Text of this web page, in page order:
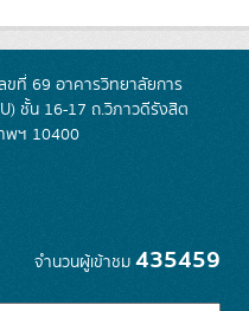
ที่ 69 อาคารวิทยาลัยการ
ชั้น 16-17 ถ.วิภาวดีรังสิต
พฯ 10400
จำนวนผู้เข้าชม 435459